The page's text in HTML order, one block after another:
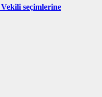
seçimlerine